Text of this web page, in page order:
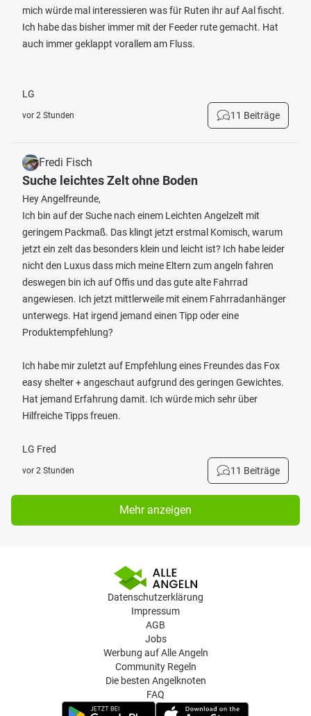
mich würde mal interessieren was für Ruten ihr auf Aal fischt.
Ich habe das bisher immer mit der Feeder rute gemacht. Hat
auch immer geklappt vorallem am Fluss.
LG
vor 2 Stunden 11 Beiträge
Fredi Fisch
Suche leichtes Zelt ohne Boden
Hey Angelfreunde,
Ich bin auf der Suche nach einem Leichten Angelzelt mit
geringem Packmaß. Das klingt jetzt erstmal Komisch, warum
jetzt ein zelt das besonders klein und leicht ist? Ich habe leider
nicht den Luxus dass mich meine Eltern zum angeln fahren
deswegen bin ich auf Offis und das gute alte Fahrrad
angewiesen. Ich jetzt mittlerweile mit einem Fahrradanhänger
unterwegs. Hat irgend jemand einen Tipp oder eine
Produktempfehlung?
Ich habe mir zuletzt auf Empfehlung eines Freundes das Fox
easy shelter + angeschaut aufgrund des geringen Gewichtes.
Hat jemand Erfahrung damit. Ich würde mich sehr über
Hilfreiche Tipps freuen.
LG Fred
vor 2 Stunden 11 Beiträge
Mehr anzeigen
Datenschutzerklärung
Impressum
AGB
Jobs
Werbung auf Alle Angeln
Community Regeln
Die besten Angelknoten
FAQ